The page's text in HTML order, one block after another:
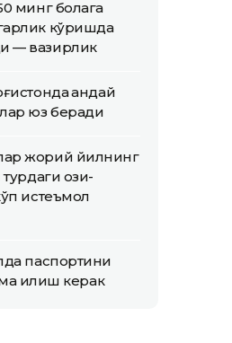
минг болага
кўришда
— вазирлик
қандай
юз беради
жорий йилнинг
озиқ-
истеъмол
паспортини
қилиш керак